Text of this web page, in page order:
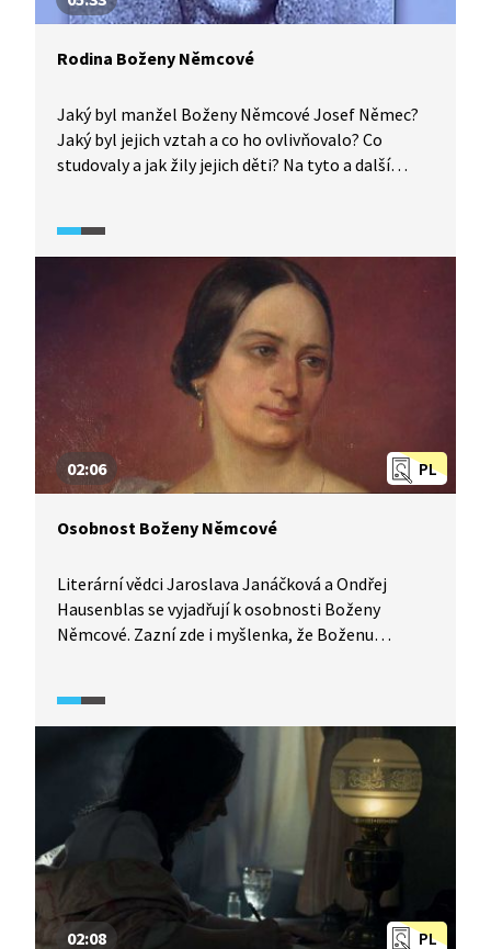
Rodina Boženy Němcové
Jaký byl manžel Boženy Němcové Josef Němec?
Jaký byl jejich vztah a co ho ovlivňovalo? Co
studovaly a jak žily jejich děti? Na tyto a další
Němcové Jaroslavou Janáčkovou.
PL
02:06
Osobnost Boženy Němcové
Literární vědci Jaroslava Janáčková a Ondřej
Hausenblas se vyjadřují k osobnosti Boženy
Němcové. Zazní zde i myšlenka, že Boženu
výhrady, které z dnešního úhlu pohledu vypadají
malicherně.
PL
02:08